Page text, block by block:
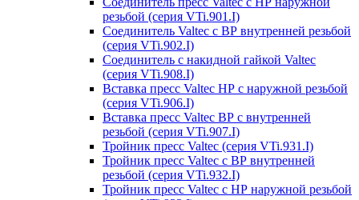
резьбой (серия VTi.901.I)
Соединитель Valtec с ВР внутренней резьбой
(серия VTi.902.I)
Соединитель с накидной гайкой Valtec
(серия VTi.908.I)
Вставка пресс Valtec НР с наружной резьбой
(серия VTi.906.I)
Вставка пресс Valtec ВР с внутренней
резьбой (серия VTi.907.I)
Тройник пресс Valtec (серия VTi.931.I)
Тройник пресс Valtec с ВР внутренней
резьбой (серия VTi.932.I)
Тройник пресс Valtec с НР наружной резьбой